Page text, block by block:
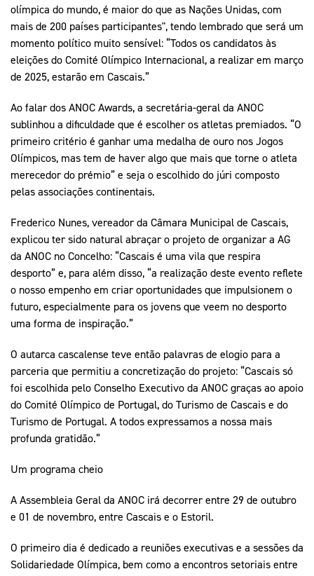
olímpica do mundo, é maior do que as Nações Unidas, com
mais de 200 países participantes", tendo lembrado que será um
momento político muito sensível: “Todos os candidatos às
eleições do Comité Olímpico Internacional, a realizar em março
de 2025, estarão em Cascais.”
Ao falar dos ANOC Awards, a secretária-geral da ANOC
sublinhou a dificuldade que é escolher os atletas premiados. “O
primeiro critério é ganhar uma medalha de ouro nos Jogos
Olímpicos, mas tem de haver algo que mais que torne o atleta
merecedor do prémio” e seja o escolhido do júri composto
pelas associações continentais.
Frederico Nunes, vereador da Câmara Municipal de Cascais,
explicou ter sido natural abraçar o projeto de organizar a AG
da ANOC no Concelho: “Cascais é uma vila que respira
desporto” e, para além disso, “a realização deste evento reflete
o nosso empenho em criar oportunidades que impulsionem o
futuro, especialmente para os jovens que veem no desporto
uma forma de inspiração.”
O autarca cascalense teve então palavras de elogio para a
parceria que permitiu a concretização do projeto: “Cascais só
foi escolhida pelo Conselho Executivo da ANOC graças ao apoio
do Comité Olímpico de Portugal, do Turismo de Cascais e do
Turismo de Portugal. A todos expressamos a nossa mais
profunda gratidão.”
Um programa cheio
A Assembleia Geral da ANOC irá decorrer entre 29 de outubro
e 01 de novembro, entre Cascais e o Estoril.
O primeiro dia é dedicado a reuniões executivas e a sessões da
Solidariedade Olímpica, bem como a encontros setoriais entre